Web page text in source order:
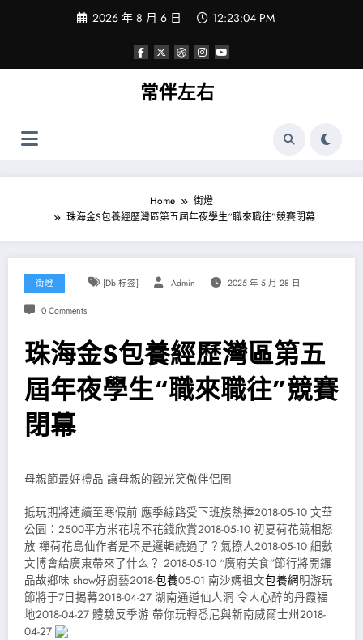
2026 年 8 月 6 日 12:23:05 PM
常伴左右
Home
街燈
珠海金S包養經歷灣區第五屆年夜學生“職來職往”競賽閉幕
街燈 [db:标签] Admin 2025 年 5 月 28 日
0 Comments
珠海金S包養經歷灣區第五
屆年夜學生“職來職往”競賽
閉幕
母親節最好禮品 讓母親的觀光笑傲伴侶圈
抵玩期將連續至寒假前 應季線路受下班族熱捧2018-05-10 文華
公園：2500平方米花境不花錢欣賞2018-05-10 初夏荷花競相怒
放 禪荷花島仙作者是不是邏輯繞過了？氣撩人2018-05-10 細數
文博會給廣東帶來了什么？ 2018-05-10 “廣府美食”節行將開鑼
品故鄉味 show好廚藝2018-包養05-01 南沙媽祖文包養網明游玩
節將于7日揭幕2018-04-27 湖南通道仙人洞 令人心醉的丹霞福
地2018-04-27 體驗反季游 帶你玩轉悉尼與新南威爾士州2018-
04-27